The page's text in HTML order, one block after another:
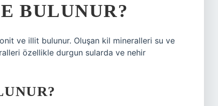
BULUNUR?
ve illit bulunur. Oluşan kil mineralleri su ve
özellikle durgun sularda ve nehir